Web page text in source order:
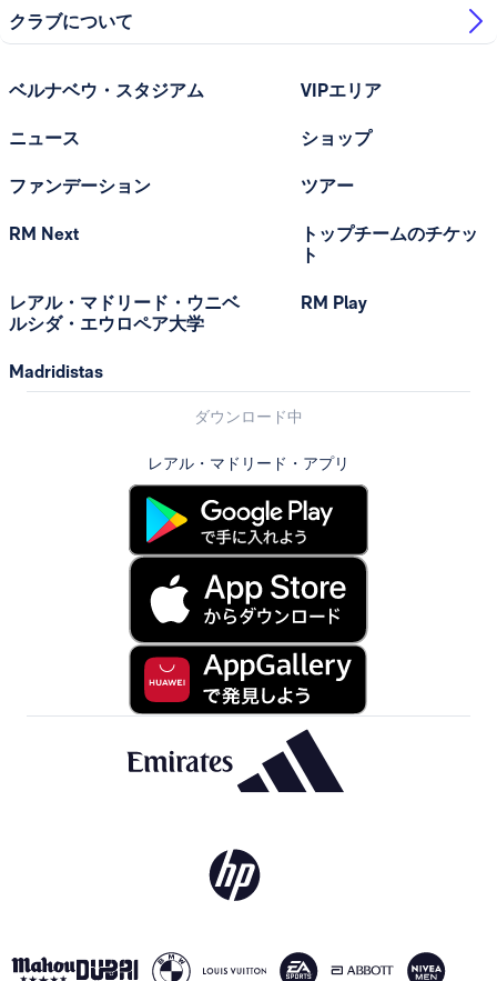
クラブについて
ベルナベウ・スタジアム
ニュース
ファンデーション
RM Next
レアル・マドリード・ウニベ
ルシダ・エウロペア大学
Madridistas
VIPエリア
ショップ
ツアー
トップチームのチケッ
ト
RM Play
ダウンロード中
レアル・マドリード・アプリ